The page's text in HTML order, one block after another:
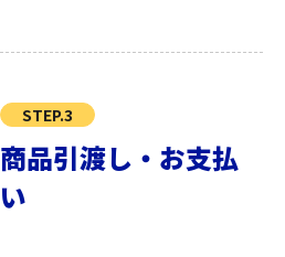
STEP.3
商品引渡し・お支払
い